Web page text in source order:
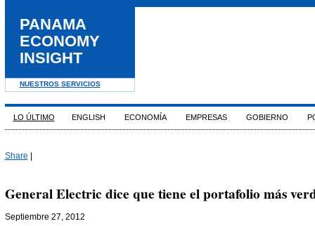
LO ÚLTIMO ENGLISH ECONOMÍA EMPRESAS GOBIERNO
PANAMA
ECONOMY
INSIGHT
NUESTROS SERVICIOS
Share
General Electric dice que tiene el portafolio más
Septiembre 27, 2012